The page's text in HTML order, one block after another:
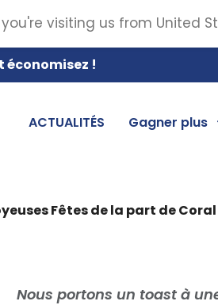
économisez !
ACTUALITÉS Gagner plus
Fêtes de la part de Coral
Nous portons un toast à
visiting us from United